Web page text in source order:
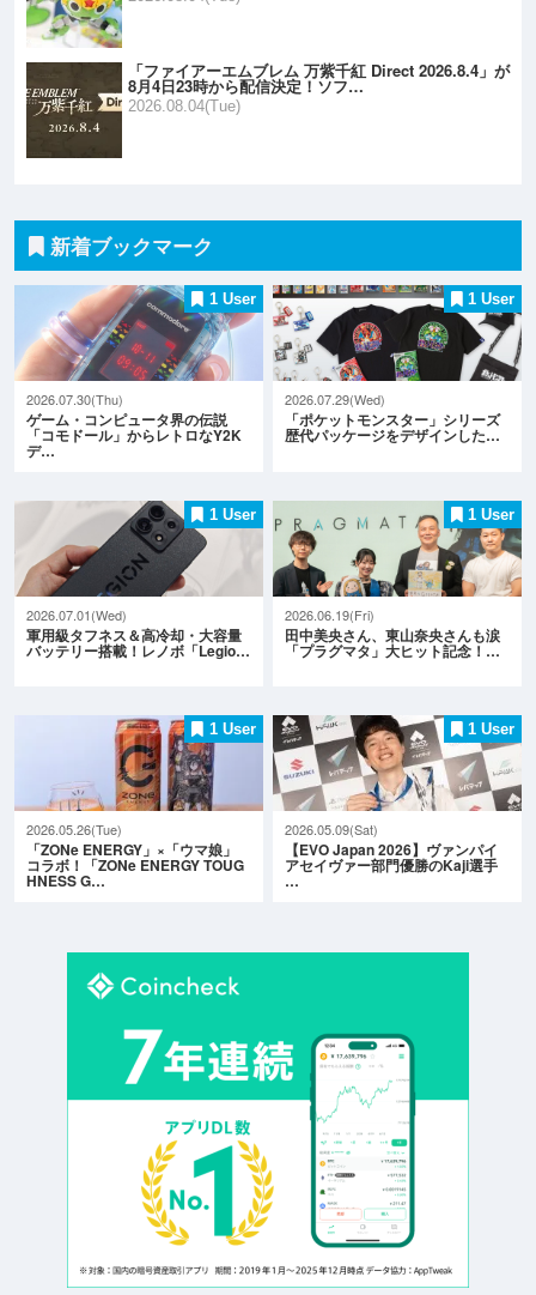
「ファイアーエムブレム 万紫千紅 Direct 2026.8.4」が
8月4日23時から配信決定！ソフ…
2026.08.04(Tue)
新着ブックマーク
1 User
2026.07.30(Thu)
ゲーム・コンピュータ界の伝説
「コモドール」からレトロなY2K
デ…
1 User
2026.07.29(Wed)
「ポケットモンスター」シリーズ
歴代パッケージをデザインした…
1 User
2026.07.01(Wed)
軍用級タフネス＆高冷却・大容量
バッテリー搭載！レノボ「Legio…
1 User
2026.06.19(Fri)
田中美央さん、東山奈央さんも涙
「プラグマタ」大ヒット記念！…
1 User
2026.05.26(Tue)
「ZONe ENERGY」×「ウマ娘」
コラボ！「ZONe ENERGY TOUG
HNESS G…
1 User
2026.05.09(Sat)
【EVO Japan 2026】ヴァンパイ
アセイヴァー部門優勝のKaji選手
…